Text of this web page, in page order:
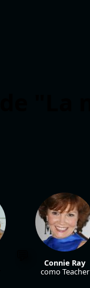
Connie Ray
como Teacher